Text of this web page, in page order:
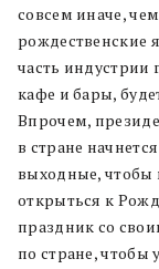
совсем иначе,
рождественские
часть индустрии
кафе и бары,
Впрочем,
в стране
выходные, чтобы
открыться к
праздник со
по стране, чтобы